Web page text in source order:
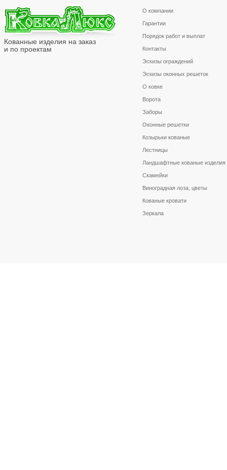
Кованные изделия на заказ
и по проектам
О компании
Гарантии
Порядок работ и выплат
Контакты
Эскизы ограждений
Эскизы оконных решеток
О ковке
Ворота
Заборы
Оконные решетки
Козырьки кованые
Лестницы
Ландшафтные кованые изделия
Скамейки
Виноградная лоза, цветы
Кованые кровати
Зеркала